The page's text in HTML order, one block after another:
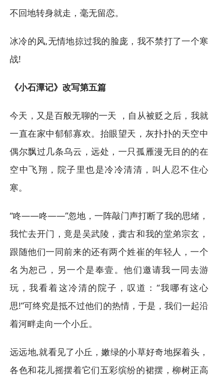
不回地转身就走，毫无留恋。
冰冷的风,无情地掠过我的脸庞，我不禁打了一个寒
战!
《小石潭记》改写第五篇
今天，又是百般无聊的一天 ，自从被贬之后，我就
一直在家中郁郁寡欢。抬眼望天，灰扑扑的天空中
偶尔飘过几条乌云，远处，一只孤雁漫无目的的在
空中飞翔，院子里也是冷冷清清，叫人忍不住心
寒。
“咚——咚——”忽地，一阵敲门声打断了我的思绪，
我忙去开门，竟是吴武陵，龚古和我的堂弟宗玄，
跟随他们一同前来的还有两个姓崔的年轻人，一个
名为恕己，另一个是奉壹。他们邀请我一同去游
玩，我看着这冷清的院子，叹道：“我哪有这心
思!”可终究是抵不过他们的热情，于是，我们一起沿
着河畔走向一个小丘。
远远地,就看见了小丘，嫩绿的小草好奇地探着头，
各色和花儿摇摆着它们五彩缤纷的裙摆，柳树正高